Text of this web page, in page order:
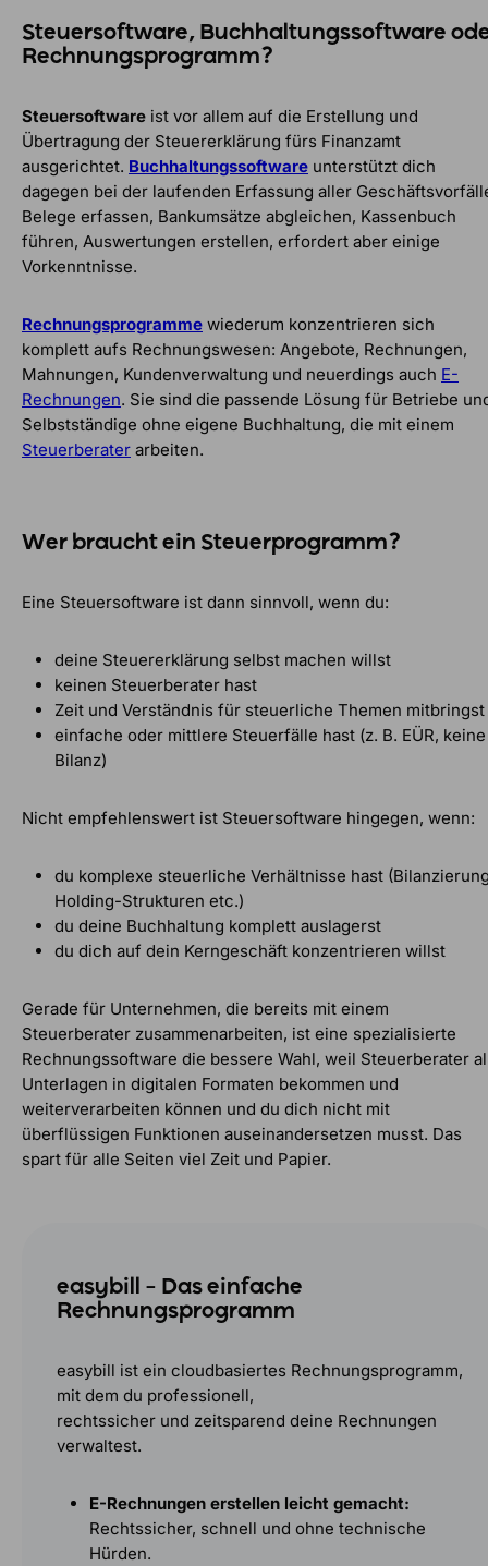
Steuersoftware, Buchhaltungssoftware
Rechnungsprogramm?
Steuersoftware ist vor allem auf die Erstellung und
Übertragung der Steuererklärung fürs Finanzamt
ausgerichtet. Buchhaltungssoftware unterstützt dich
dagegen bei der laufenden Erfassung aller
Belege erfassen, Bankumsätze abgleichen, Kassenbuch
führen, Auswertungen erstellen, erfordert aber einige
Vorkenntnisse.
Rechnungsprogramme wiederum konzentrieren sich
komplett aufs Rechnungswesen: Angebote, Rechnungen,
Mahnungen, Kundenverwaltung und neuerdings auch E-
Rechnungen. Sie sind die passende Lösung für Betriebe
Selbstständige ohne eigene Buchhaltung, die mit einem
Steuerberater arbeiten.
Wer braucht ein Steuerprogramm?
Eine Steuersoftware ist dann sinnvoll, wenn du:
deine Steuererklärung selbst machen willst
keinen Steuerberater hast
Zeit und Verständnis für steuerliche Themen mitbringst
einfache oder mittlere Steuerfälle hast (z. B. EÜR, keine
Bilanz)
Nicht empfehlenswert ist Steuersoftware hingegen, wenn:
du komplexe steuerliche Verhältnisse hast
Holding-Strukturen etc.)
du deine Buchhaltung komplett auslagerst
du dich auf dein Kerngeschäft konzentrieren willst
Gerade für Unternehmen, die bereits mit einem
Steuerberater zusammenarbeiten, ist eine spezialisierte
Rechnungssoftware die bessere Wahl, weil Steuerberater
Unterlagen in digitalen Formaten bekommen und
weiterverarbeiten können und du dich nicht mit
überflüssigen Funktionen auseinandersetzen musst. Das
spart für alle Seiten viel Zeit und Papier.
easybill – Das einfache
Rechnungsprogramm
easybill ist ein cloudbasiertes Rechnungsprogramm,
mit dem du professionell,
rechtssicher und zeitsparend deine Rechnungen
verwaltest.
E-Rechnungen erstellen leicht gemacht:
Rechtssicher, schnell und ohne technische
Hürden.